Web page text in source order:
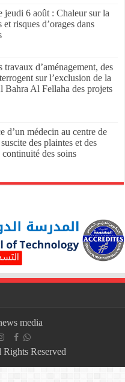
jeudi 6 août : Chaleur sur la
risques d’orages dans
d’aménagement, des
sur l’exclusion de la
Bahra Al Fellaha des projets
d’un médecin au centre de
des plaintes et des
des soins
media
Reserved